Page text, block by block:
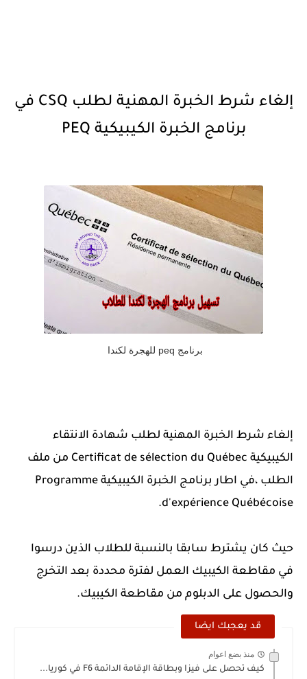
إلغاء شرط الخبرة المهنية لطلب CSQ في
برنامج الخبرة الكيبيكية PEQ
برنامج peq للهجرة لكندا
إلغاء شرط الخبرة المهنية لطلب شهادة الانتقاء
الكيبيكية Certificat de sélection du Québec من ملف
الطلب ،في اطار برنامج الخبرة الكيبيكية Programme
d'expérience Québécoise.
حيث كان يشترط سابقا بالنسبة للطلاب الذين درسوا
في مقاطعة الكيبيك العمل لفترة محددة بعد التخرج
والحصول على الدبلوم من مقاطعة الكيبيك.
قد يعجبك ايضا
منذ بضع اعوام
كيف تحصل على فيزا وبطاقة الإقامة الدائمة F6 في كوريا...